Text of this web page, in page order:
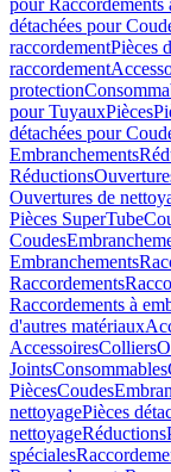
pour Raccordements
détachées pour
raccordementPièces
raccordement
protection
pour TuyauxPièces
détachées pour
Embranchements
Réductions
Ouvertures de
Pièces SuperTube
Coudes
Embranchements
Raccordements
Raccordements à
d'autres matériaux
AccessoiresColliers
JointsConsommables
PiècesCoudes
nettoyagePièces
nettoyageRéductions
spéciales